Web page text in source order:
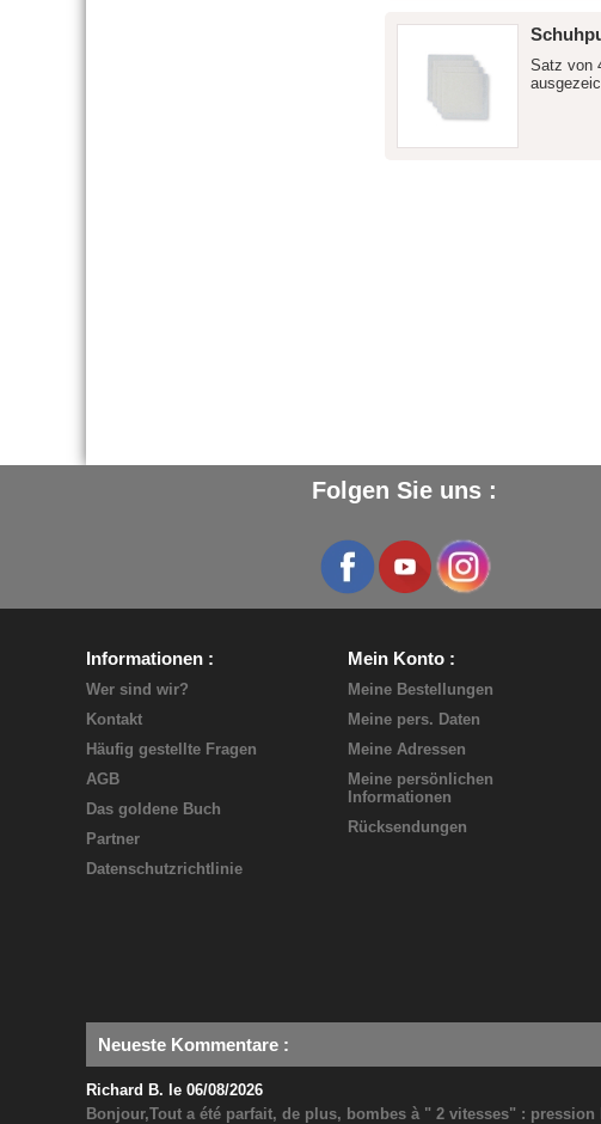
Satz von
Folgen Sie uns :
Informationen
Wer sind wir?
Kontakt
Häufig gestellte Fragen
AGB
Das goldene Buch
Partner
Datenschutzrichtlinie
Mein Konto
Meine Bestellungen
Meine pers. Daten
Meine Adressen
Meine persönlichen
Informationen
Rücksendungen
Neueste Kommentare :
Richard B. le 06/08/2026
Bonjour,Tout a été parfait, de plus, bombes à " 2 vitesses" :